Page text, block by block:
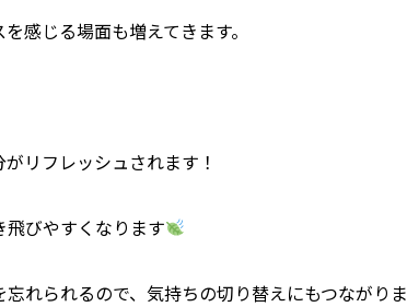
感じる場面も増えてきます。
リフレッシュされます！
びやすくなります
れられるので、気持ちの切り替えにもつながりま